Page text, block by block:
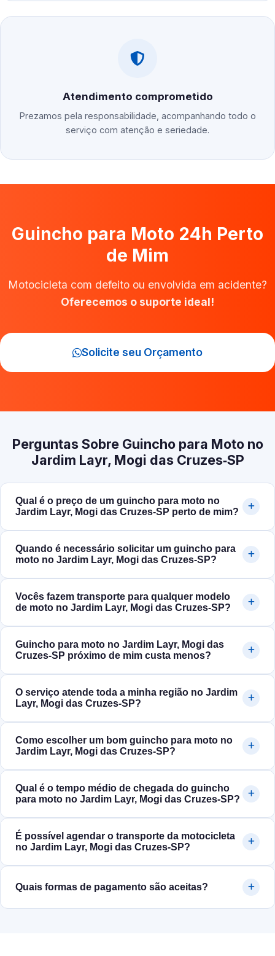
Atendimento comprometido
Prezamos pela responsabilidade, acompanhando todo o
serviço com atenção e seriedade.
Guincho para Moto 24h Perto
de Mim
Motocicleta com defeito ou envolvida em acidente?
Oferecemos o suporte ideal!
Solicite seu Orçamento
Perguntas Sobre Guincho para Moto no
Jardim Layr, Mogi das Cruzes‑SP
Qual é o preço de um guincho para moto no
Jardim Layr, Mogi das Cruzes‑SP perto de mim?
Quando é necessário solicitar um guincho para
moto no Jardim Layr, Mogi das Cruzes‑SP?
Vocês fazem transporte para qualquer modelo
de moto no Jardim Layr, Mogi das Cruzes‑SP?
Guincho para moto no Jardim Layr, Mogi das
Cruzes‑SP próximo de mim custa menos?
O serviço atende toda a minha região no Jardim
Layr, Mogi das Cruzes‑SP?
Como escolher um bom guincho para moto no
Jardim Layr, Mogi das Cruzes‑SP?
Qual é o tempo médio de chegada do guincho
para moto no Jardim Layr, Mogi das Cruzes‑SP?
É possível agendar o transporte da motocicleta
no Jardim Layr, Mogi das Cruzes‑SP?
Quais formas de pagamento são aceitas?